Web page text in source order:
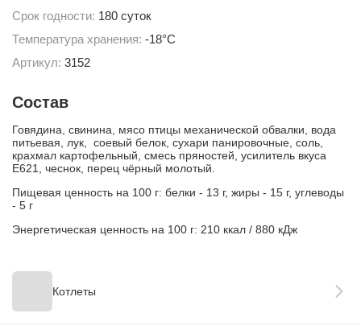
Срок годности: 180 суток
Температура хранения: -18°С
Артикул: 3152
Состав
Говядина, свинина, мясо птицы механической обвалки, вода
питьевая, лук, соевый белок, сухари панировочные, соль,
крахмал картофельный, смесь пряностей, усилитель вкуса
E621, чеснок, перец чёрный молотый.
Пищевая ценность на 100 г: белки - 13 г, жиры - 15 г, углеводы
- 5 г
Энергетическая ценность на 100 г: 210 ккал / 880 кДж
Котлеты